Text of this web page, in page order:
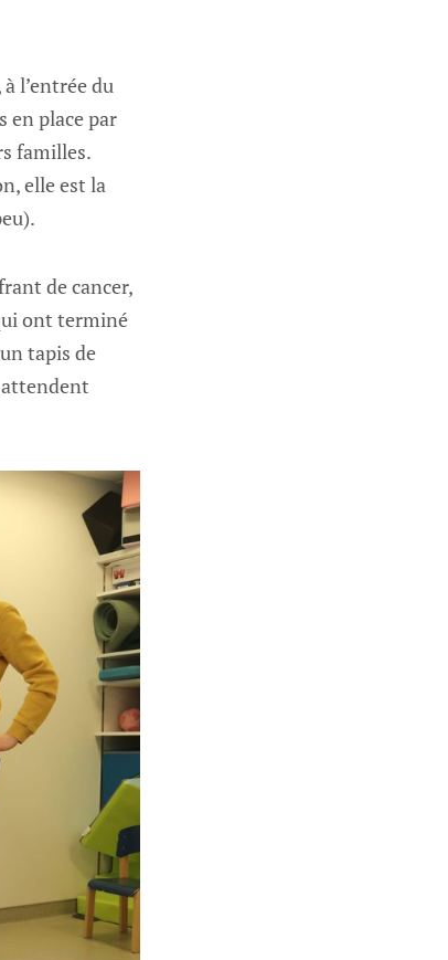
l’entrée du
en place par
familles.
elle est la
de cancer,
ont terminé
tapis de
attendent